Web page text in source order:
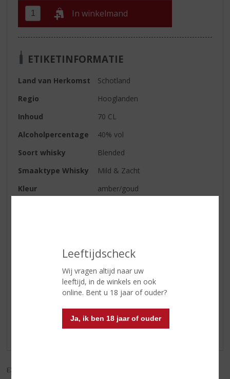
Leeftijdscheck
Wij vragen altijd naar uw
leeftijd, in de winkels en ook
online. Bent u 18 jaar of ouder?
Ja, ik ben 18 jaar of ouder
In winkelmand
ETIKETINFORMATIE
Land van Herkomst
Schotland
Regio
Hooglanden
Inhoud
70 CL
Alcoholpercentage
40% vol
Soort whisky
Blended
Smaaktype Whisky
Mild & Zacht
Kleur
amber/goud
zacht met een lichte turf finish
Reviews
Schrijf een review
EXCL. BTW